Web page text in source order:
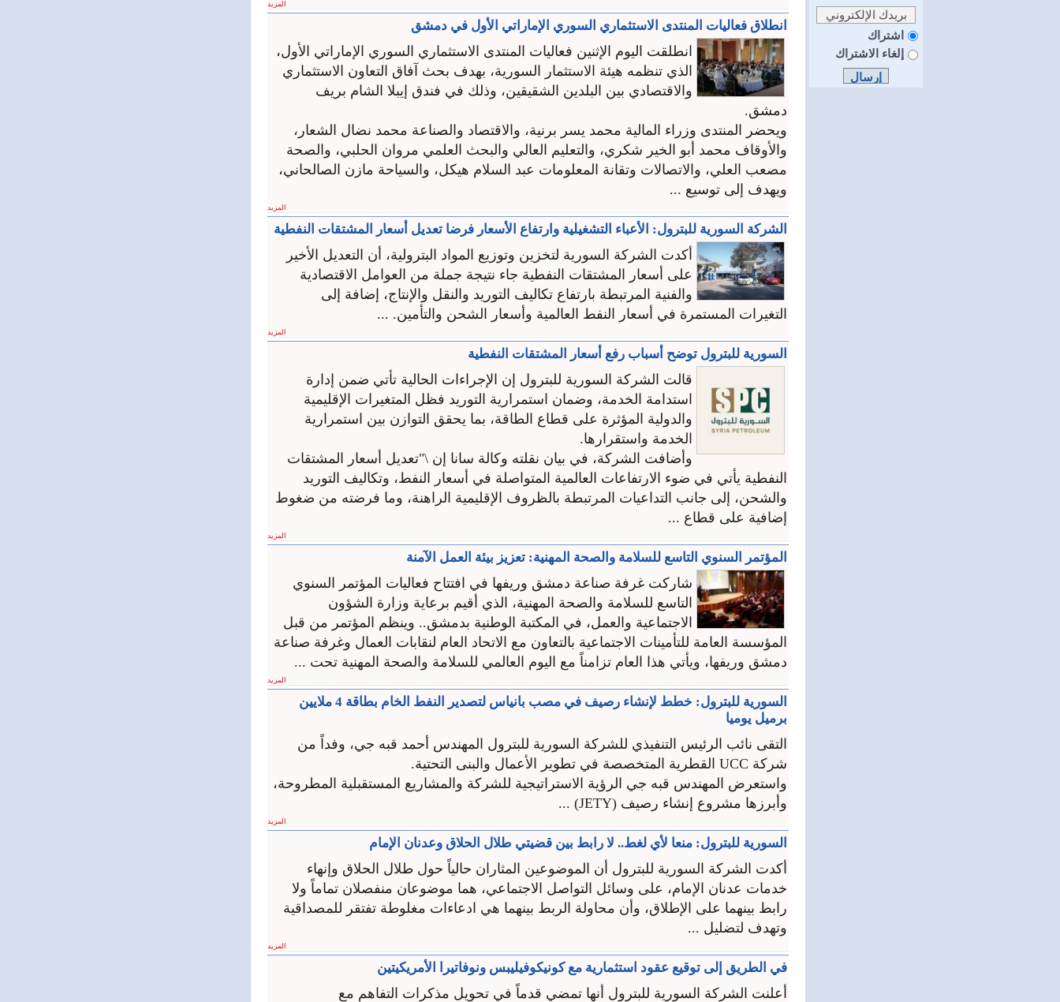
المزيد
انطلاق فعاليات المنتدى الاستثماري السوري الإماراتي الأول في دمشق
انطلقت اليوم الإثنين فعاليات المنتدى الاستثماري السوري الإماراتي الأول،
الذي تنظمه هيئة الاستثمار السورية، بهدف بحث آفاق التعاون الاستثماري
والاقتصادي بين البلدين الشقيقين، وذلك في فندق إيبلا الشام بريف
دمشق.
ويحضر المنتدى وزراء المالية محمد يسر برنية، والاقتصاد والصناعة محمد نضال الشعار،
والأوقاف محمد أبو الخير شكري، والتعليم العالي والبحث العلمي مروان الحلبي، والصحة
مصعب العلي، والاتصالات وتقانة المعلومات عبد السلام هيكل، والسياحة مازن الصالحاني،
ويهدف إلى توسيع ...
المزيد
الشركة السورية للبترول: الأعباء التشغيلية وارتفاع الأسعار فرضا تعديل أسعار المشتقات النفطية
أكدت الشركة السورية لتخزين وتوزيع المواد البترولية، أن التعديل الأخير
على أسعار المشتقات النفطية جاء نتيجة جملة من العوامل الاقتصادية
والفنية المرتبطة بارتفاع تكاليف التوريد والنقل والإنتاج، إضافة إلى
التغيرات المستمرة في أسعار النفط العالمية وأسعار الشحن والتأمين. ...
المزيد
السورية للبترول توضح أسباب رفع أسعار المشتقات النفطية
قالت الشركة السورية للبترول إن الإجراءات الحالية تأتي ضمن إدارة
استدامة الخدمة، وضمان استمرارية التوريد فظل المتغيرات الإقليمية
والدولية المؤثرة على قطاع الطاقة، بما يحقق التوازن بين استمرارية
الخدمة واستقرارها.
وأضافت الشركة، في بيان نقلته وكالة سانا إن \"تعديل أسعار المشتقات
النفطية يأتي في ضوء الارتفاعات العالمية المتواصلة في أسعار النفط، وتكاليف التوريد
والشحن، إلى جانب التداعيات المرتبطة بالظروف الإقليمية الراهنة، وما فرضته من ضغوط
إضافية على قطاع ...
المزيد
المؤتمر السنوي التاسع للسلامة والصحة المهنية: تعزيز بيئة العمل الآمنة
شاركت غرفة صناعة دمشق وريفها في افتتاح فعاليات المؤتمر السنوي
التاسع للسلامة والصحة المهنية، الذي أقيم برعاية وزارة الشؤون
الاجتماعية والعمل، في المكتبة الوطنية بدمشق.. وينظم المؤتمر من قبل
المؤسسة العامة للتأمينات الاجتماعية بالتعاون مع الاتحاد العام لنقابات العمال وغرفة صناعة
دمشق وريفها، ويأتي هذا العام تزامناً مع اليوم العالمي للسلامة والصحة المهنية تحت ...
المزيد
السورية للبترول: خطط لإنشاء رصيف في مصب بانياس لتصدير النفط الخام بطاقة 4 ملايين
برميل يوميا
التقى نائب الرئيس التنفيذي للشركة السورية للبترول المهندس أحمد قبه جي، وفداً من
شركة UCC القطرية المتخصصة في تطوير الأعمال والبنى التحتية.
واستعرض المهندس قبه جي الرؤية الاستراتيجية للشركة والمشاريع المستقبلية المطروحة،
وأبرزها مشروع إنشاء رصيف (JETY) ...
المزيد
السورية للبترول: منعا لأي لغط.. لا رابط بين قضيتي طلال الحلاق وعدنان الإمام
أكدت الشركة السورية للبترول أن الموضوعين المثاران حالياً حول طلال الحلاق وإنهاء
خدمات عدنان الإمام، على وسائل التواصل الاجتماعي، هما موضوعان منفصلان تماماً ولا
رابط بينهما على الإطلاق، وأن محاولة الربط بينهما هي ادعاءات مغلوطة تفتقر للمصداقية
وتهدف لتضليل ...
المزيد
في الطريق إلى توقيع عقود استثمارية مع كونيكوفيليبس ونوفاتيرا الأمريكيتين
أعلنت الشركة السورية للبترول أنها تمضي قدماً في تحويل مذكرات التفاهم مع
اشتراك
إلغاء الاشتراك